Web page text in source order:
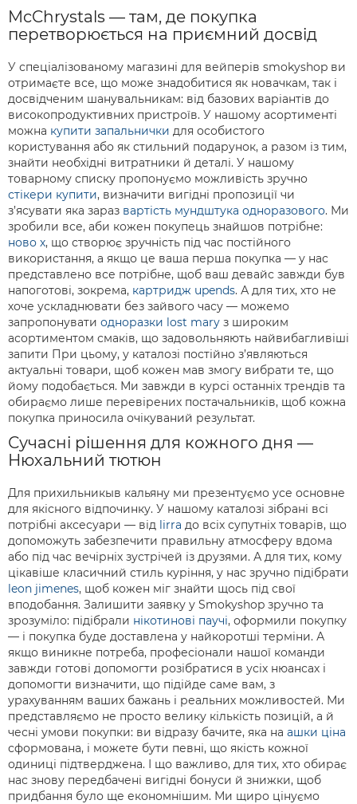
McChrystals — там, де покупка
перетворюється на приємний досвід
У спеціалізованому магазині для вейперів smokyshop ви
отримаєте все, що може знадобитися як новачкам, так і
досвідченим шанувальникам: від базових варіантів до
високопродуктивних пристроїв. У нашому асортименті
можна купити запальнички для особистого
користування або як стильний подарунок, а разом із тим,
знайти необхідні витратники й деталі. У нашому
товарному списку пропонуємо можливість зручно
стікери купити, визначити вигідні пропозиції чи
з’ясувати яка зараз вартість мундштука одноразового. Ми
зробили все, аби кожен покупець знайшов потрібне:
ново х, що створює зручність під час постійного
використання, а якщо це ваша перша покупка — у нас
представлено все потрібне, щоб ваш девайс завжди був
напоготові, зокрема, картридж upends. А для тих, хто не
хоче ускладнювати без зайвого часу — можемо
запропонувати одноразки lost mary з широким
асортиментом смаків, що задовольняють найвибагливіші
запити При цьому, у каталозі постійно з’являються
актуальні товари, щоб кожен мав змогу вибрати те, що
йому подобається. Ми завжди в курсі останніх трендів та
обираємо лише перевірених постачальників, щоб кожна
покупка приносила очікуваний результат.
Сучасні рішення для кожного дня —
Нюхальний тютюн
Для прихильникыв кальяну ми презентуємо усе основне
для якісного відпочинку. У нашому каталозі зібрані всі
потрібні аксесуари — від lirra до всіх супутніх товарів, що
допоможуть забезпечити правильну атмосферу вдома
або під час вечірніх зустрічей із друзями. А для тих, кому
цікавіше класичний стиль куріння, у нас зручно підібрати
leon jimenes, щоб кожен міг знайти щось під свої
вподобання. Залишити заявку у Smokyshop зручно та
зрозуміло: підібрали нікотинові паучі, оформили покупку
— і покупка буде доставлена у найкоротші терміни. А
якщо виникне потреба, професіонали нашої команди
завжди готові допомогти розібратися в усіх нюансах і
допомогти визначити, що підійде саме вам, з
урахуванням ваших бажань і реальних можливостей. Ми
представляємо не просто велику кількість позицій, а й
чесні умови покупки: ви відразу бачите, яка на ашки ціна
сформована, і можете бути певні, що якість кожної
одиниці підтверджена. І що важливо, для тих, хто обирає
нас знову передбачені вигідні бонуси й знижки, щоб
придбання було ще економнішим. Ми щиро цінуємо